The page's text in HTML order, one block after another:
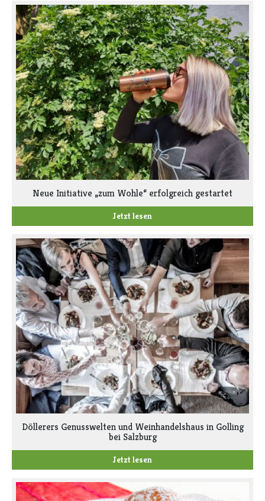
Neue Initiative „zum Wohle“ erfolgreich gestartet
Jetzt lesen
Döllerers Genusswelten und Weinhandelshaus in Golling
bei Salzburg
Jetzt lesen